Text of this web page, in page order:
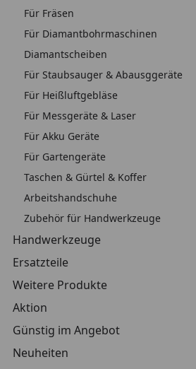
Für Fräsen
Für Diamantbohrmaschinen
Diamantscheiben
Für Staubsauger & Abausggeräte
Für Heißluftgebläse
Für Messgeräte & Laser
Für Akku Geräte
Für Gartengeräte
Taschen & Gürtel & Koffer
Arbeitshandschuhe
Zubehör für Handwerkzeuge
Handwerkzeuge
Ersatzteile
Weitere Produkte
Aktion
Günstig im Angebot
Neuheiten